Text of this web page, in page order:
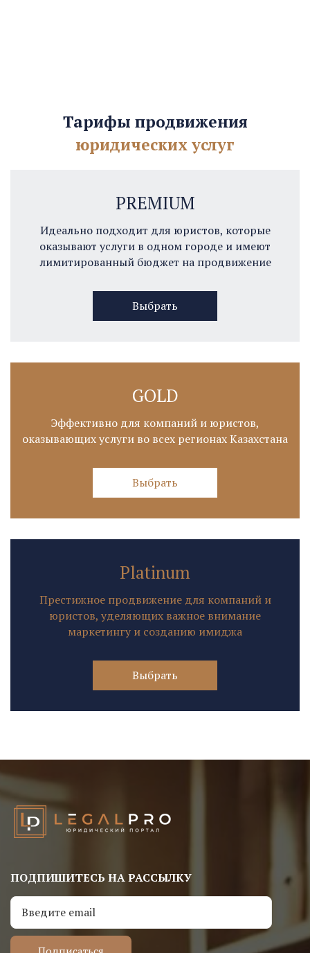
Тарифы продвижения
юридических услуг
PREMIUM
Идеально подходит для юристов, которые
оказывают услуги в одном городе и имеют
лимитированный бюджет на продвижение
Выбрать
GOLD
Эффективно для компаний и юристов,
оказывающих услуги во всех регионах Казахстана
Выбрать
Platinum
Престижное продвижение для компаний и
юристов, уделяющих важное внимание
маркетингу и созданию имиджа
Выбрать
ПОДПИШИТЕСЬ НА РАССЫЛКУ